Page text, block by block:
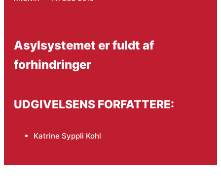
Asylsystemet er fuldt af
forhindringer
UDGIVELSENS FORFATTERE:
Katrine Syppli Kohl